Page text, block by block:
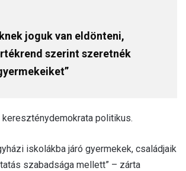
joguk van eldönteni,
szerint szeretnék
kereszténydemokrata politikus.
iskolákba járó gyermekek, családjaik
szabadsága mellett” – zárta